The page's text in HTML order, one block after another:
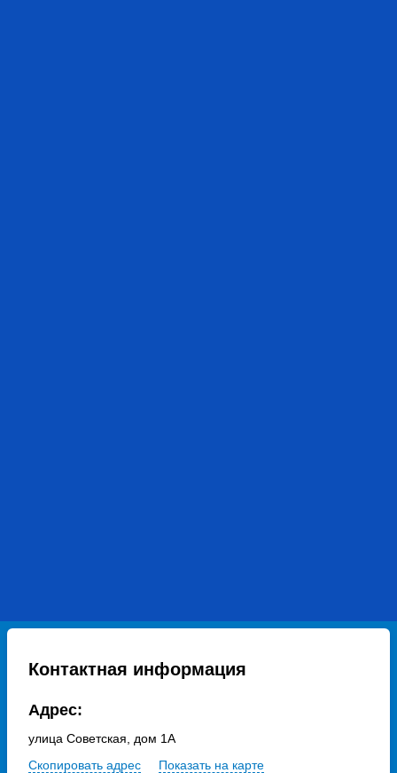
Контактная информация
Адрес:
улица Советская, дом 1А
Скопировать адрес
Показать на карте